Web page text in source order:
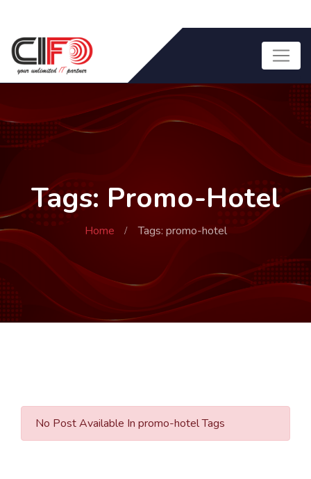
Tags: Promo-Hotel
Home Tags: promo-hotel
No Post Available In promo-hotel Tags